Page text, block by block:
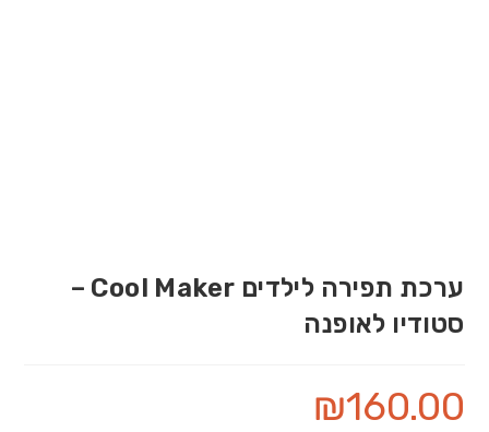
ערכת תפירה לילדים Cool Maker –
סטודיו לאופנה
₪160.00